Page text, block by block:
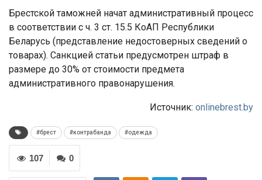
Брестской таможней начат административный процесс
в соответствии с ч. 3 ст. 15.5 КоАП Республики
Беларусь (представление недостоверных сведений о
товарах). Санкцией статьи предусмотрен штраф в
размере до 30% от стоимости предмета
административного правонарушения.
Источник: onlinebrest.by
#брест #контрабанда #одежда
0
107